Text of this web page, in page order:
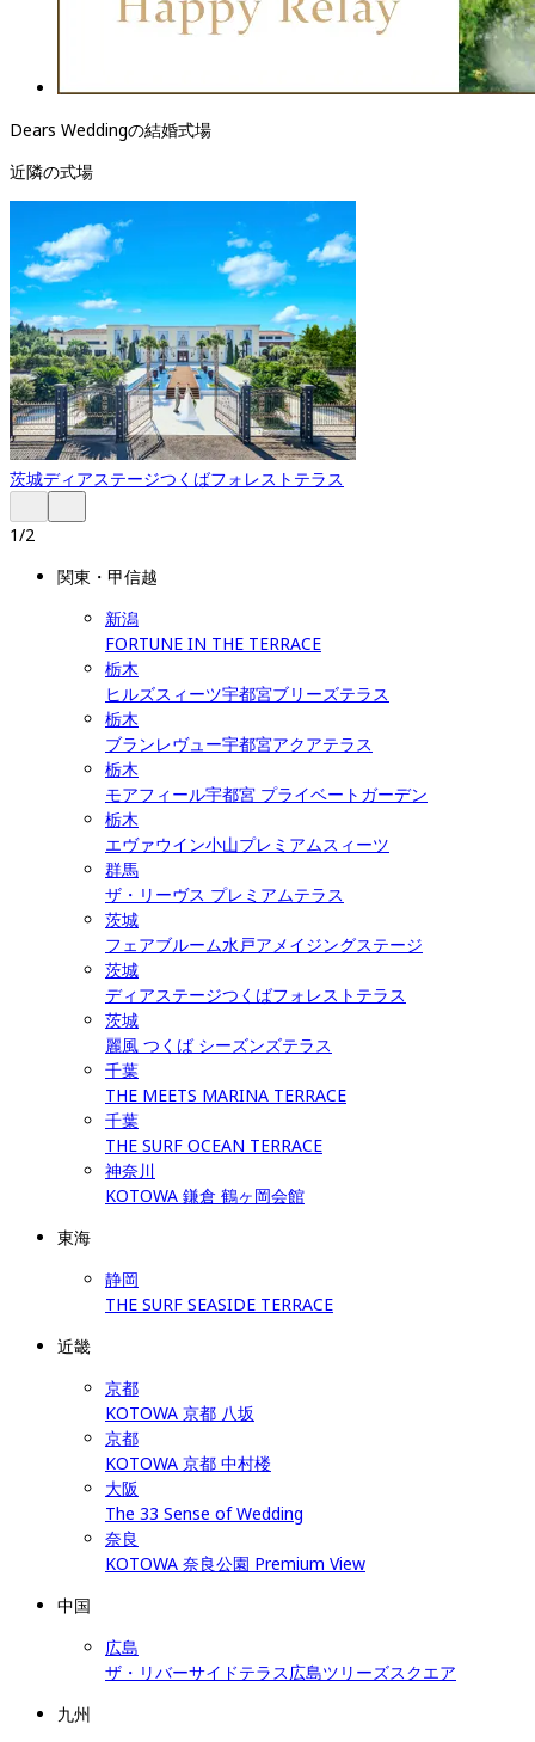
Dears Weddingの結婚式場
近隣の式場
茨城ディアステージつくばフォレストテラス
1/2
関東・甲信越
新潟
FORTUNE IN THE TERRACE
栃木
ヒルズスィーツ宇都宮ブリーズテラス
栃木
ブランレヴュー宇都宮アクアテラス
栃木
モアフィール宇都宮 プライベートガーデン
栃木
エヴァウイン小山プレミアムスィーツ
群馬
ザ・リーヴス プレミアムテラス
茨城
フェアブルーム水戸アメイジングステージ
茨城
ディアステージつくばフォレストテラス
茨城
麗風 つくば シーズンズテラス
千葉
THE MEETS MARINA TERRACE
千葉
THE SURF OCEAN TERRACE
神奈川
KOTOWA 鎌倉 鶴ヶ岡会館
東海
静岡
THE SURF SEASIDE TERRACE
近畿
京都
KOTOWA 京都 八坂
京都
KOTOWA 京都 中村楼
大阪
The 33 Sense of Wedding
奈良
KOTOWA 奈良公園 Premium View
中国
広島
ザ・リバーサイドテラス広島ツリーズスクエア
九州